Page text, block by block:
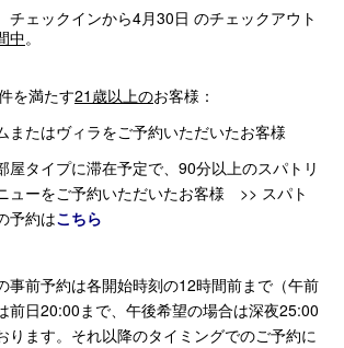
ェックインから4月30日 のチェックアウト
中。
を満たす21歳以上のお客様：
またはヴィラをご予約いただいたお客様
屋タイプに滞在予定で、90分以上のスパトリ
ューをご予約いただいたお客様 >> スパト
予約はこちら
事前予約は各開始時刻の12時間前まで（午前
前日20:00まで、午後希望の場合は深夜25:00
ります。それ以降のタイミングでのご予約に